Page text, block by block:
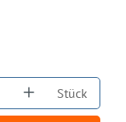
Stück